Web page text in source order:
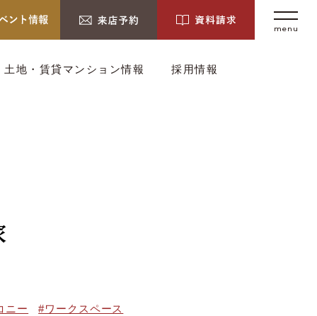
menu
土地・賃貸マンション情報 採用情報
ニー #ワークスペース